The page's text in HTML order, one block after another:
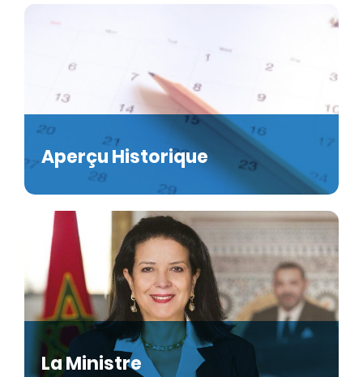
Aperçu Historique
La Ministre